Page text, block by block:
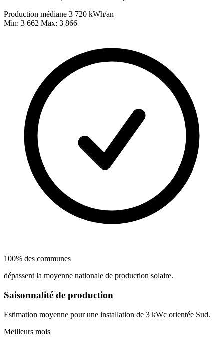
Production médiane 3 720 kWh/an
Min: 3 662 Max: 3 866
100% des communes
dépassent la moyenne nationale de production solaire.
Saisonnalité de production
Estimation moyenne pour une installation de 3 kWc orientée Sud.
Meilleurs mois